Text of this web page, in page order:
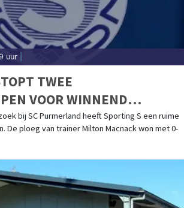
uur
TWEE
VOOR WINNEND
bij SC Purmerland heeft Sporting S een ruime
De ploeg van trainer Milton Macnack won met 0-